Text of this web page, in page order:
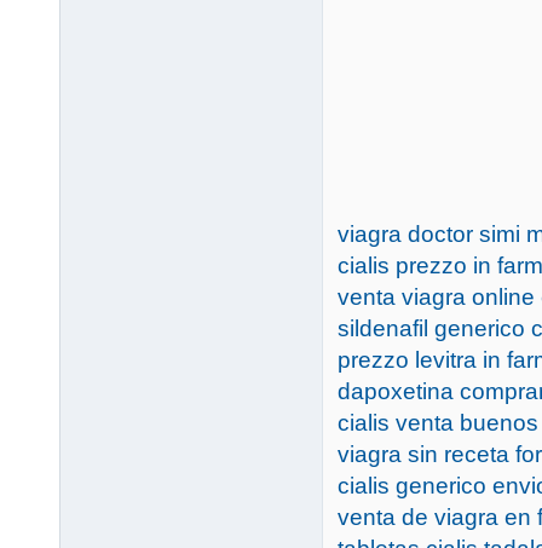
viagra doctor simi
cialis prezzo in
venta viagra
sildenafil generico
prezzo levitra in
dapoxetina
cialis venta
viagra sin receta
cialis generico
venta de viagra en